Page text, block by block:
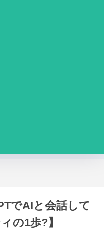
でAIと会話して
の1歩?】